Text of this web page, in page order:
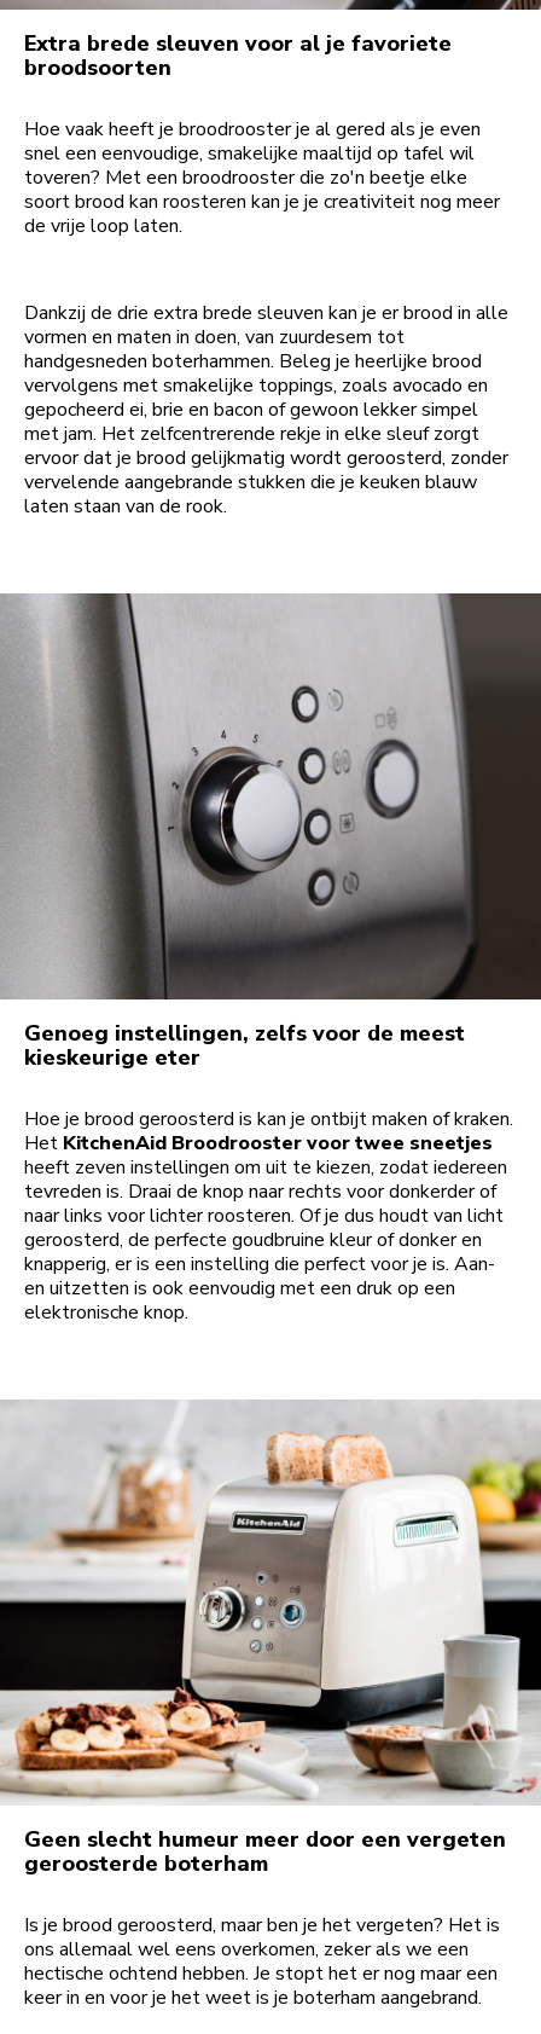
Extra brede sleuven voor al je favoriete
broodsoorten
Hoe vaak heeft je broodrooster je al gered als je even
snel een eenvoudige, smakelijke maaltijd op tafel wil
toveren? Met een broodrooster die zo'n beetje elke
soort brood kan roosteren kan je je creativiteit nog meer
de vrije loop laten.
Dankzij de drie extra brede sleuven kan je er brood in alle
vormen en maten in doen, van zuurdesem tot
handgesneden boterhammen. Beleg je heerlijke brood
vervolgens met smakelijke toppings, zoals avocado en
gepocheerd ei, brie en bacon of gewoon lekker simpel
met jam. Het zelfcentrerende rekje in elke sleuf zorgt
ervoor dat je brood gelijkmatig wordt geroosterd, zonder
vervelende aangebrande stukken die je keuken blauw
laten staan van de rook.
Genoeg instellingen, zelfs voor de meest
kieskeurige eter
Hoe je brood geroosterd is kan je ontbijt maken of kraken.
Het KitchenAid Broodrooster voor twee sneetjes
heeft zeven instellingen om uit te kiezen, zodat iedereen
tevreden is. Draai de knop naar rechts voor donkerder of
naar links voor lichter roosteren. Of je dus houdt van licht
geroosterd, de perfecte goudbruine kleur of donker en
knapperig, er is een instelling die perfect voor je is. Aan-
en uitzetten is ook eenvoudig met een druk op een
elektronische knop.
Geen slecht humeur meer door een vergeten
geroosterde boterham
Is je brood geroosterd, maar ben je het vergeten? Het is
ons allemaal wel eens overkomen, zeker als we een
hectische ochtend hebben. Je stopt het er nog maar een
keer in en voor je het weet is je boterham aangebrand.